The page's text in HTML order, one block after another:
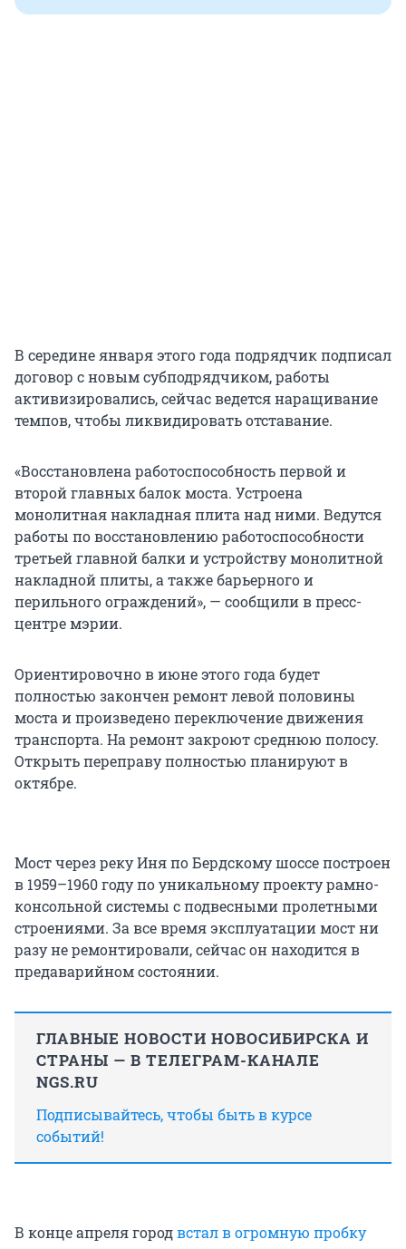
В середине января этого года подрядчик подписал
договор с новым субподрядчиком, работы
активизировались, сейчас ведется наращивание
темпов, чтобы ликвидировать отставание.
«Восстановлена работоспособность первой и
второй главных балок моста. Устроена
монолитная накладная плита над ними. Ведутся
работы по восстановлению работоспособности
третьей главной балки и устройству монолитной
накладной плиты, а также барьерного и
перильного ограждений», — сообщили в пресс-
центре мэрии.
Ориентировочно в июне этого года будет
полностью закончен ремонт левой половины
моста и произведено переключение движения
транспорта. На ремонт закроют среднюю полосу.
Открыть переправу полностью планируют в
октябре.
Мост через реку Иня по Бердскому шоссе построен
в 1959–1960 году по уникальному проекту рамно-
консольной системы с подвесными пролетными
строениями. За все время эксплуатации мост ни
разу не ремонтировали, сейчас он находится в
предаварийном состоянии.
ГЛАВНЫЕ НОВОСТИ НОВОСИБИРСКА И
СТРАНЫ — В ТЕЛЕГРАМ-КАНАЛЕ
NGS.RU
Подписывайтесь, чтобы быть в курсе
событий!
В конце апреля городвстал в огромную пробку